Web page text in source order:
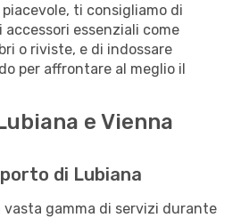
ti consigliamo di
essenziali come
o riviste, e di indossare
per affrontare al meglio il
e Vienna
di Lubiana
vasta gamma di servizi durante